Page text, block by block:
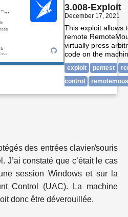
3.008-Exploit
December 17, 2021
This exploit allows
remote
virtually press
code on the
exploit pentest
control
des entrées clavier/souris
J’ai constaté que c’était le cas
session Windows et sur la
Control (UAC). La machine
donc être déverouillée.